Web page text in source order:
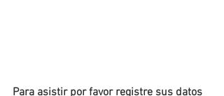
Para asistir por favor registre sus datos